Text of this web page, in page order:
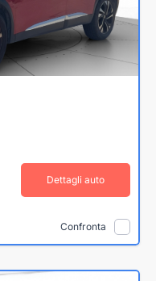
Dettagli auto
Confronta